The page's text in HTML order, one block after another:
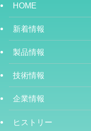
HOME
新着情報
製品情報
技術情報
企業情報
ヒストリー